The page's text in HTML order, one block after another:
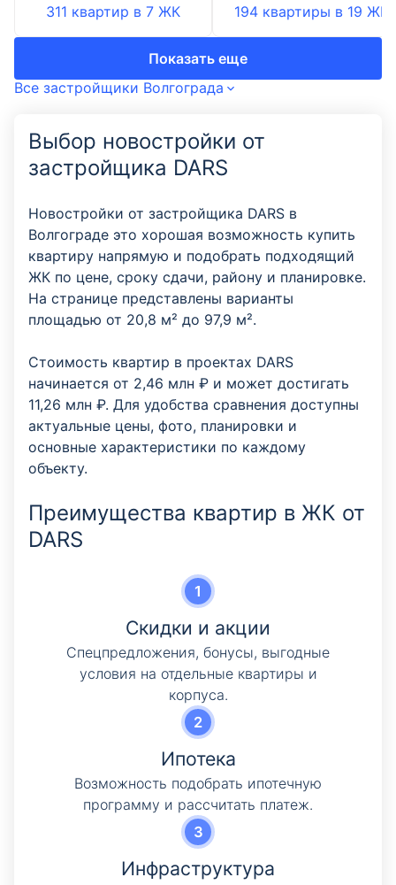
311 квартир в 7 ЖК
194 квартиры в 19 ЖК
Показать еще
Все застройщики Волгограда
Выбор новостройки от
застройщика DARS
Новостройки от застройщика DARS в
Волгограде это хорошая возможность купить
квартиру напрямую и подобрать подходящий
ЖК по цене, сроку сдачи, району и планировке.
На странице представлены варианты
площадью от 20,8 м² до 97,9 м².
Стоимость квартир в проектах DARS
начинается от 2,46 млн ₽ и может достигать
11,26 млн ₽. Для удобства сравнения доступны
актуальные цены, фото, планировки и
основные характеристики по каждому
объекту.
Преимущества квартир в ЖК от
DARS
Скидки и акции
Cпецпредложения, бонусы, выгодные
условия на отдельные квартиры и
корпуса.
Ипотека
Возможность подобрать ипотечную
программу и рассчитать платеж.
Инфраструктура